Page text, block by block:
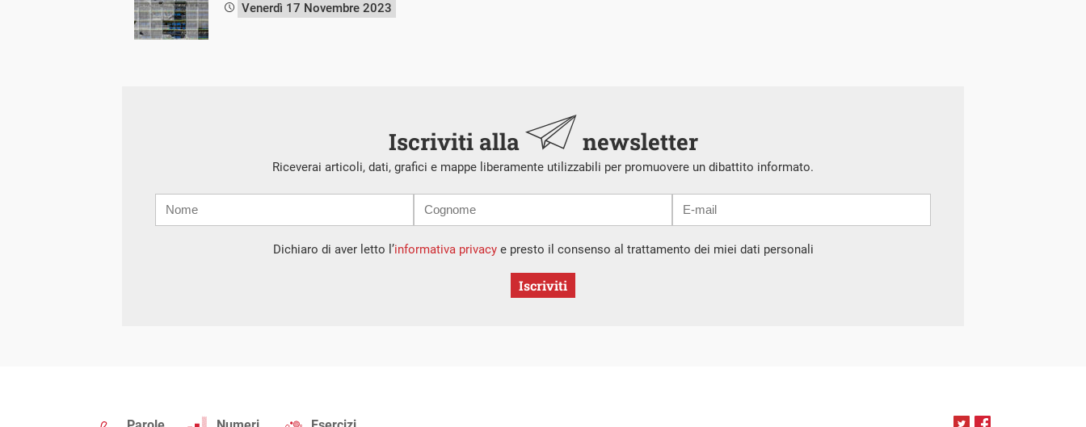
Venerdì 17 Novembre 2023
Iscriviti alla newsletter
Riceverai articoli, dati, grafici e mappe liberamente utilizzabili per promuovere un dibattito informato.
mail
Dichiaro di aver letto l’informativa privacye presto il consenso al trattamento dei miei dati personali
Iscriviti